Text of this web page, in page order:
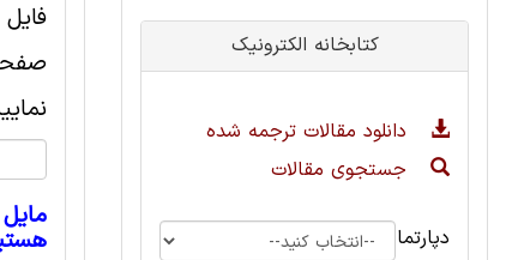
کتابخانه الکترونیک
دانلود مقالات ترجمه شده
جستجوی مقالات
دپارتمان